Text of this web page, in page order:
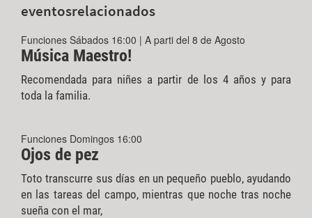
eventosrelacionados
Funciones Sábados 16:00 | A parti del 8 de Agosto
Música Maestro!
Recomendada para niñes a partir de los 4 años y para
toda la familia.
Funciones Domingos 16:00
Ojos de pez
Toto transcurre sus días en un pequeño pueblo, ayudando
en las tareas del campo, mientras que noche tras noche
sueña con el mar,